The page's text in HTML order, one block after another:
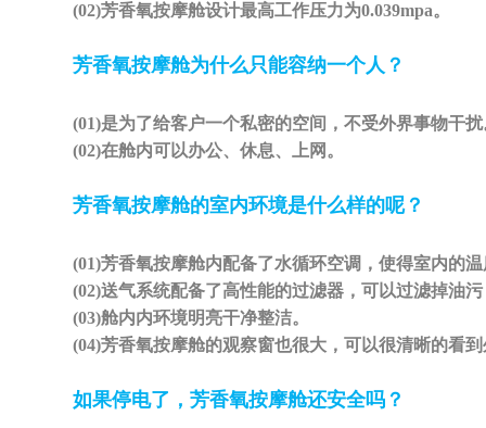
(02)芳香氧按摩舱设计最高工作压力为0.039mpa。
芳香氧按摩舱为什么只能容纳一个人？
(01)是为了给客户一个私密的空间，不受外界事物干扰
(02)在舱内可以办公、休息、上网。
芳香氧按摩舱的室内环境是什么样的呢？
(01)芳香氧按摩舱内配备了水循环空调，使得室内的
(02)送气系统配备了高性能的过滤器，可以过滤掉油
(03)舱内内环境明亮干净整洁。
(04)芳香氧按摩舱的观察窗也很大，可以很清晰的看
如果停电了，芳香氧按摩舱还安全吗？